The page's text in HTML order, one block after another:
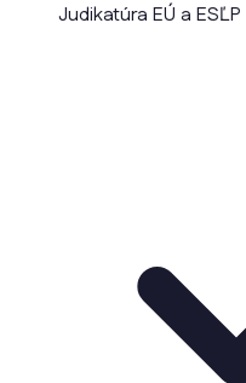
Judikatúra EÚ a ESĽP